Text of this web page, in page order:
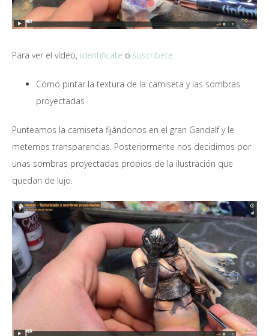
Para ver el vídeo, identificate o suscribete
Cómo pintar la textura de la camiseta y las sombras
proyectadas
Punteamos la camiseta fijándonos en el gran Gandalf y le
metemos transparencias. Posteriormente nos decidimos por
unas sombras proyectadas propios de la ilustración que
quedan de lujo.